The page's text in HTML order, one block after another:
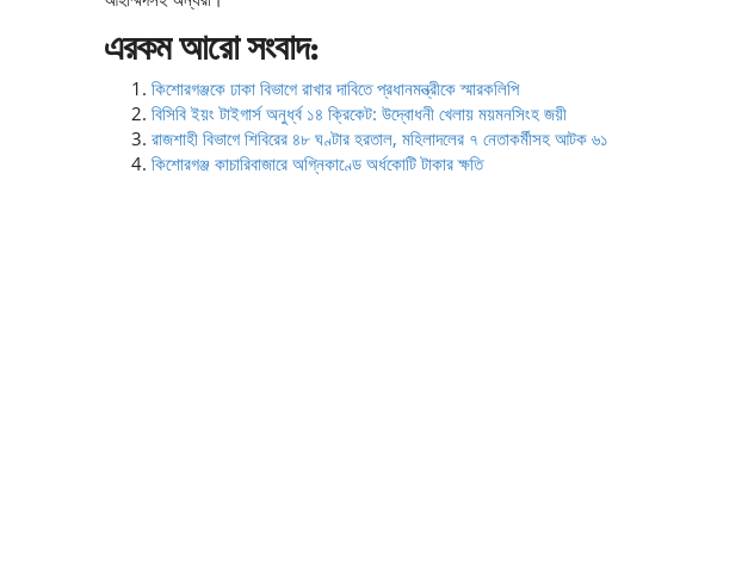
এরকম আরো সংবাদ:
কিশোরগঞ্জকে ঢাকা বিভাগে রাখার দাবিতে প্রধানমন্ত্রীকে স্মারকলিপি
বিসিবি ইয়ং টাইগার্স অনুর্ধ্ব ১৪ ক্রিকেট: উদ্বোধনী খেলায় ময়মনসিংহ জয়ী
রাজশাহী বিভাগে শিবিরের ৪৮ ঘণ্টার হরতাল, মহিলাদলের ৭ নেতাকর্মীসহ আটক ৬১
কিশোরগঞ্জ কাচারিবাজারে অগ্নিকাণ্ডে অর্ধকোটি টাকার ক্ষতি